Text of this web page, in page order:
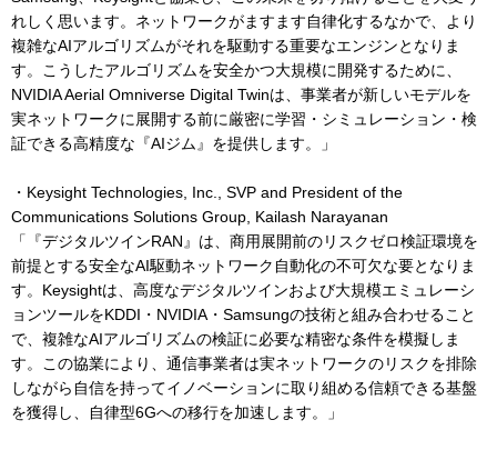
れしく思います。ネットワークがますます自律化するなかで、より
複雑なAIアルゴリズムがそれを駆動する重要なエンジンとなりま
す。こうしたアルゴリズムを安全かつ大規模に開発するために、
NVIDIA Aerial Omniverse Digital Twinは、事業者が新しいモデルを
実ネットワークに展開する前に厳密に学習・シミュレーション・検
証できる高精度な『AIジム』を提供します。」
・Keysight Technologies, Inc., SVP and President of the
Communications Solutions Group, Kailash Narayanan
「『デジタルツインRAN』は、商用展開前のリスクゼロ検証環境を
前提とする安全なAI駆動ネットワーク自動化の不可欠な要となりま
す。Keysightは、高度なデジタルツインおよび大規模エミュレーシ
ョンツールをKDDI・NVIDIA・Samsungの技術と組み合わせること
で、複雑なAIアルゴリズムの検証に必要な精密な条件を模擬しま
す。この協業により、通信事業者は実ネットワークのリスクを排除
しながら自信を持ってイノベーションに取り組める信頼できる基盤
を獲得し、自律型6Gへの移行を加速します。」